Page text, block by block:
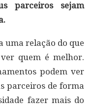
parceiros sejam
uma relação do que
quem é melhor.
podem ver
parceiros de forma
fazer mais do